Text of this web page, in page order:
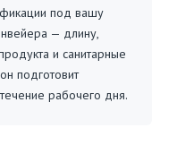
под вашу
— длину,
и санитарные
подготовит
рабочего дня.